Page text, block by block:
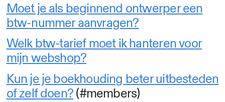
Moet je als beginnend ontwerper een
btw-nummer aanvragen?
Welk btw-tarief moet ik hanteren voor
mijn webshop?
Kun je je boekhouding beter uitbesteden
of zelf doen?(#members)